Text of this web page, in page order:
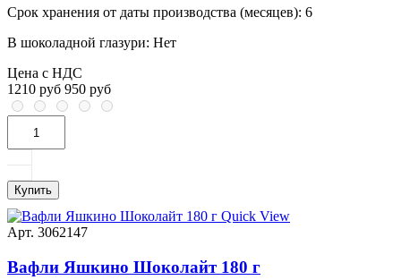
Срок хранения от даты производства (месяцев): 6
В шоколадной глазури: Нет
Цена с НДС
1210 руб 950 руб
Купить
Quick View
Арт. 3062147
Вафли Яшкино Шоколайт 180 г